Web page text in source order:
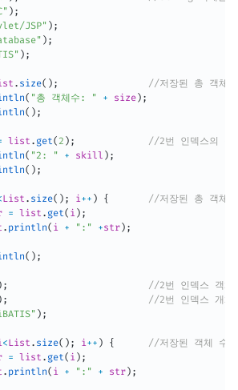
) ;
JSP" ) ;
) ;
) ;
. size( ) ;
//저장된 총 객체
( "총 객체수: " + size ) ;
( ) ;
list . get( 2 ) ;
//2번 인덱스의 객
( "2: " + skill ) ;
( ) ;
List . size( ) ; i++ ) {
//저장된 총 객체
= list . get( i ) ;
. println( i + ":" +str ) ;
( ) ;
) ;
//2번 인덱스 객체
) ;
//2번 인덱스 개
) ;
<List . size( ) ; i++ ) {
//저장된 객체 수
= list . get( i ) ;
. println( i + ":" + str ) ;